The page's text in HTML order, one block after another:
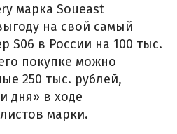
марка Soueast
на свой самый
S06 в России на 100 тыс.
покупке можно
250 тыс. рублей,
дня» в ходе
марки.